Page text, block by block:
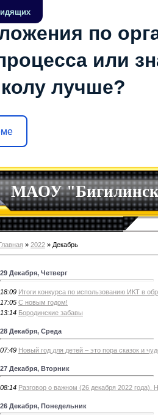
по
или
лучше?
МАОУ
» 2022 » Декабрь
29 Декабря, Четверг
18:09 Итоги конкурса по использованию ИКТ в
17:05 С новым годом!
13:14 Бородинские забавы
28 Декабря, Среда
07:49 Новый год для детей – это пора сказок и
27 Декабря, Вторник
08:14 Разговор о важном (26 декабря 2022
26 Декабря, Понедельник